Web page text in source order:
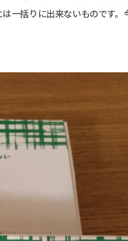
一括りに出来ないものです。